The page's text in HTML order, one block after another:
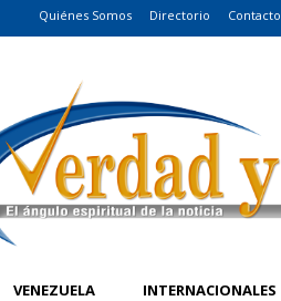
Quiénes Somos Directorio Contacto
VENEZUELA INTERNACIONALES